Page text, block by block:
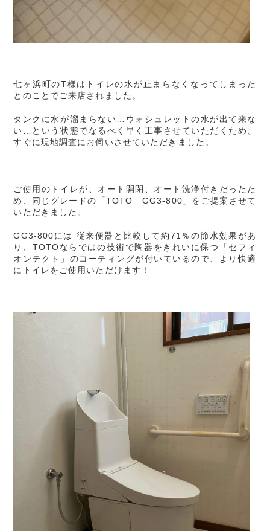
七ヶ浜町のT様はトイレの水が止まらなくなってしまった
とのことでご来店されました。
タンクに水が溜まらない…ウォシュレットの水が出て来な
い…という状態でなるべく早く工事させていただくため、
すぐに現地調査にお伺いさせていただきました。
ご使用のトイレが、オート開閉、オート洗浄付きだったた
め、同じグレードの「TOTO GG3-800」をご提案させて
いただきました。
GG3-800には 従来便器と比較して約71％の節水効果があ
り、TOTOならではの技術で陶器をきれいに保つ「セフィ
オンテクト」のコーティングが付いているので、より快適
にトイレをご使用いただけます！